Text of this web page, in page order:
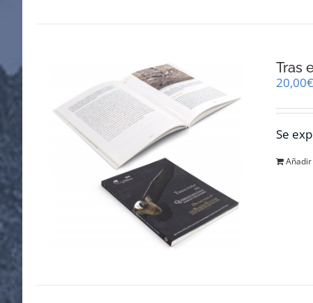
Tras
20,00€
Se